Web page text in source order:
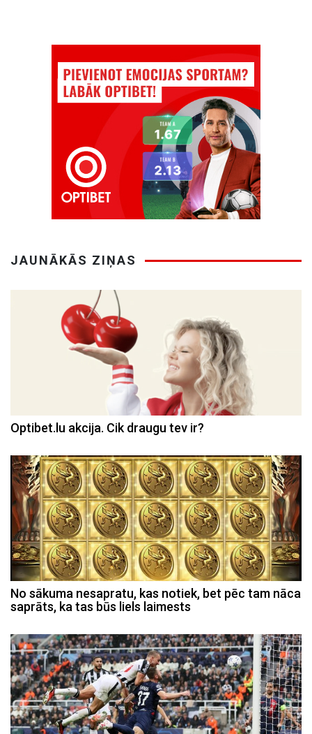
JAUNĀKĀS ZIŅAS
Optibet.lu akcija. Cik draugu tev ir?
No sākuma nesapratu, kas notiek, bet pēc tam nāca
saprāts, ka tas būs liels laimests